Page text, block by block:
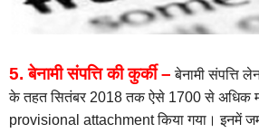
5. बेनामी संपत्ति की कुर्की – बेनामी संपत्ति
के तहत सितंबर 2018 तक ऐसे 1700 से अधिक
provisional attachment किया गया। इनमें